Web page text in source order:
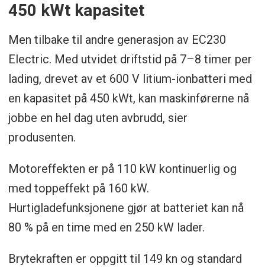
450 kWt kapasitet
Men tilbake til andre generasjon av EC230
Electric. Med utvidet driftstid på 7–8 timer per
lading, drevet av et 600 V litium-ionbatteri med
en kapasitet på 450 kWt, kan maskinførerne nå
jobbe en hel dag uten avbrudd, sier
produsenten.
Motoreffekten er på 110 kW kontinuerlig og
med toppeffekt på 160 kW.
Hurtigladefunksjonene gjør at batteriet kan nå
80 % på en time med en 250 kW lader.
Brytekraften er oppgitt til 149 kn og standard